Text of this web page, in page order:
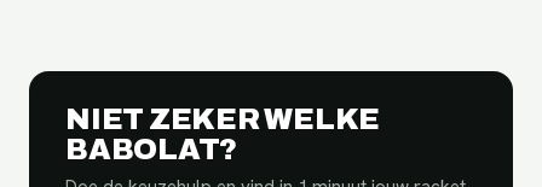
NIET ZEKER WELKE
BABOLAT?